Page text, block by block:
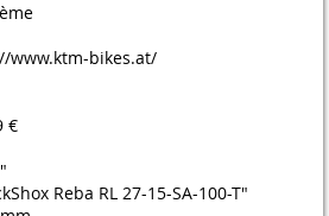
www.ktm-bikes.at/
€
Reba RL 27-15-SA-100-T"